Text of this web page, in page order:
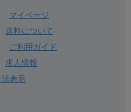
マイページ
送料について
ご利用ガイド
求人情報
法表示